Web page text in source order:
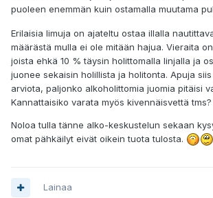
puoleen enemmän kuin ostamalla muutama
Erilaisia limuja on ajateltu ostaa illalla
määrästä mulla ei ole mitään hajua. Vieraita
joista ehkä 10 % täysin holittomalla linjalla ja
juonee sekaisin holillista ja holitonta. Apuja
arviota, paljonko alkoholittomia juomia pitäisi
Kannattaisiko varata myös kivennäisvettä tms?
Noloa tulla tänne alko-keskustelun sekaan
omat pähkäilyt eivät oikein tuota tulosta.
Lainaa